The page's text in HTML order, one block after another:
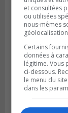
CANDIAC
Publié le 27
Candiac
et consultées
ou utilisées
nous-mêmes
Certains
données à
légitime. Vous
ci-dessous.
le menu du
dans les